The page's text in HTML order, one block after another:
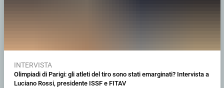
INTERVISTA
Olimpiadi di Parigi: gli atleti del tiro sono stati emarginati? Intervista a
Luciano Rossi, presidente ISSF e FITAV